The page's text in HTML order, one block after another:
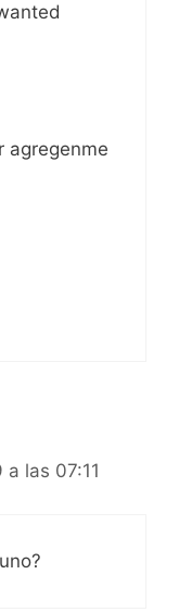
agregenme
las 07:11